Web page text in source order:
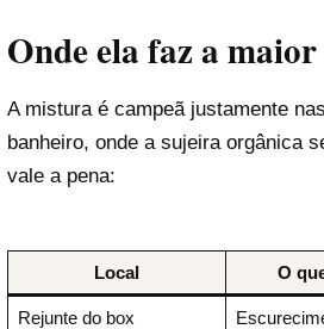
Onde ela faz a
A mistura é campeã justamente
banheiro, onde a sujeira orgânica
vale a pena:
Local O
Rejunte do box